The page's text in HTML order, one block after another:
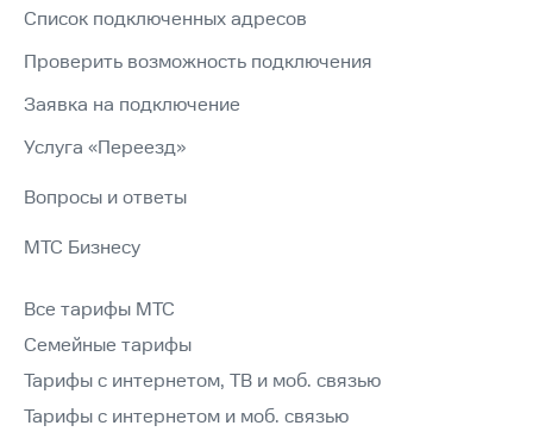
Список подключенных адресов
Проверить возможность подключения
Заявка на подключение
Услуга «Переезд»
Вопросы и ответы
МТС Бизнесу
Все тарифы МТС
Семейные тарифы
Тарифы с интернетом, ТВ и моб. связью
Тарифы с интернетом и моб. связью